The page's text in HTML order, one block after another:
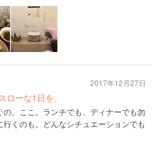
ローな1日を。
、ここ。ランチでも、ディナーでも勿
くのも。どんなシチュエーションでも
2017年12月27日